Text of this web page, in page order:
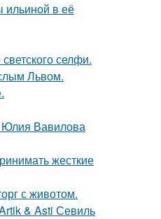
ильиной в её
селфи.
Львом.
Юлия Вавилова
жесткие
с животом.
& Asti Севиль